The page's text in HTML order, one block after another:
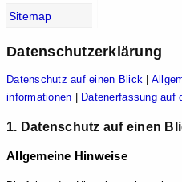
Sitemap
Datenschutz­erklärung
Datenschutz auf einen Blick
informationen
Datenerfassung auf
1. Datenschutz auf einen
Allgemeine Hinweise